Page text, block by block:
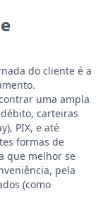
do cliente é a
uma ampla
carteiras
PIX, e até
formas de
que melhor se
pela
(como